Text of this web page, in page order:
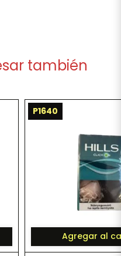
también
P1640
Agregar al